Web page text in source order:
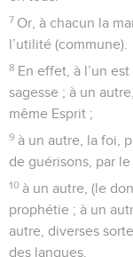
7 Or, à chacun la
l’utilité (commune).
8 En effet, à l’un
sagesse ; à un
même Esprit ;
9 à un autre, la foi,
de guérisons, par
10 à un autre, (le
prophétie ; à un
autre, diverses
des langues.